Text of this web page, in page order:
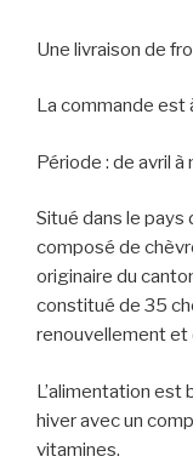
Une livraison de
La commande est
Période : de avril à
Situé dans le pays
composé de
originaire du
constitué de 35
renouvellement et
L’alimentation est
hiver avec un
vitamines.